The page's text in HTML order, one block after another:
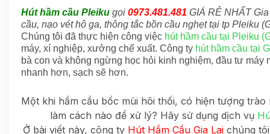
Hút hầm cầu Pleiku gọi 0973.481.481 GIÁ RẺ NHẤT
cầu, nạo vét hô ga, thông tắc bồn cầu nghẹt tại tp Pleiku
Chúng tôi đã thực hiện công việc hút hầm cầu tại Pleiku
máy, xí nghiệp, xưởng chế xuất. Công ty hút hầm cầu tại
bà con và không ngừng học hỏi kinh nghiệm, đầu tư
nhanh hơn, sạch sẽ hơn.
Một khi hầm cầu bốc mùi hôi thối, có hiện tượng
làm cách nào để xử lý? Hãy sử dụng dịch vụ
Ở bài viết này, công ty Hút Hầm Cầu Gia Lai chúng